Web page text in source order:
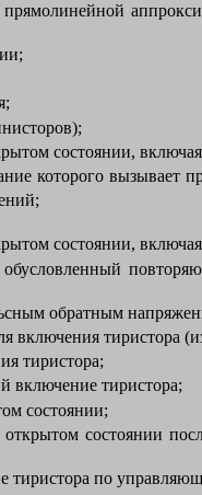
состоянии,
которого вызывает
состоянии,
обратным
тиристора
тиристора;
включение тиристора;
состоянии;
состоянии
тиристора по